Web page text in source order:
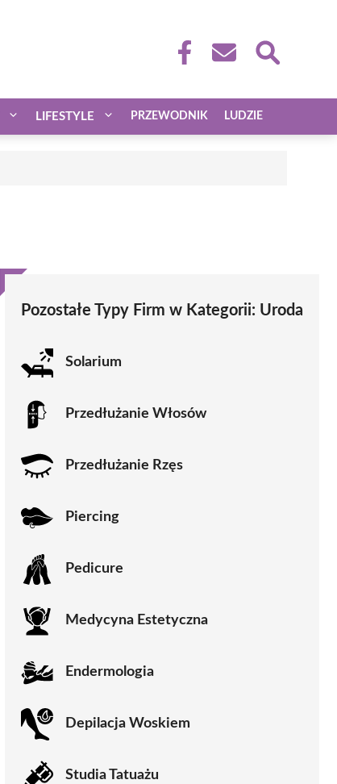
LIFESTYLE PRZEWODNIK LUDZIE
Pozostałe Typy Firm w Kategorii: Uroda
Solarium
Przedłużanie Włosów
Przedłużanie Rzęs
Piercing
Pedicure
Medycyna Estetyczna
Endermologia
Depilacja Woskiem
Studia Tatuażu